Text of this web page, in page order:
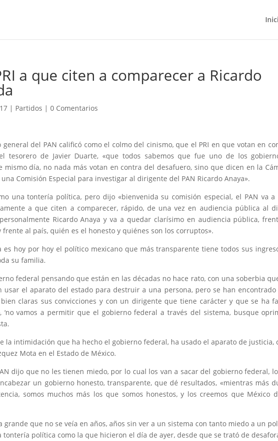
a que citen a comparecer a Ricardo
| Partidos |0 Comentarios
general del PAN calificó como el colmo del cinismo, que el PRI en que votan en
tesorero de Javier Duarte, «que todos sabemos que fue uno de los
mismo día, no nada más votan en contra del desafuero, sino que dicen en la
Comisión Especial para investigar al dirigente del PAN Ricardo Anaya».
una tontería política, pero dijo «bienvenida su comisión especial, el PAN va a
a que citen a comparecer, rápido, de una vez en audiencia pública al
Ricardo Anaya y va a quedar clarísimo en audiencia pública,
frente al país, quién es el honesto y quiénes son los corruptos».
es hoy por hoy el político mexicano que más transparente tiene todos sus
su familia.
federal pensando que están en las décadas no hace rato, con una soberbia
usar el aparato del estado para destruir a una persona, pero se han encontrado
claras sus convicciones y con un dirigente que tiene carácter y que se ha
‘no vamos a permitir que el gobierno federal a través del sistema, busque
la intimidación que ha hecho el gobierno federal, ha usado el aparato de justicia,
Mota en el Estado de México.
dijo que no les tienen miedo, por lo cual los van a sacar del gobierno federal,
un gobierno honesto, transparente, que dé resultados, «mientras más
somos muchos más los que somos honestos, y los creemos que México
grande que no se veía en años, años sin ver a un sistema con tanto miedo a un
tontería política como la que hicieron el día de ayer, desde que se trató de